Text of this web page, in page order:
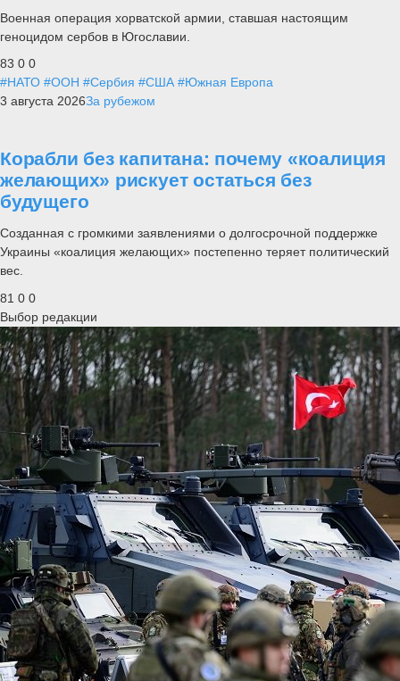
Военная операция хорватской армии, ставшая настоящим
геноцидом сербов в Югославии.
83 0 0
#НАТО #ООН #Сербия #США #Южная Европа
3 августа 2026За рубежом
Корабли без капитана: почему «коалиция
желающих» рискует остаться без
будущего
Созданная с громкими заявлениями о долгосрочной поддержке
Украины «коалиция желающих» постепенно теряет политический
вес.
81 0 0
Выбор редакции